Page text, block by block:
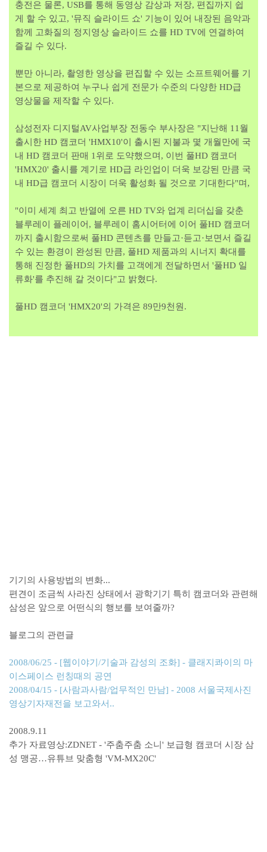
충전은 물론, USB를 통해 동영상 감상과 저장, 편집까지 쉽
게 할 수 있고, '뮤직 슬라이드 쇼' 기능이 있어 내장된 음악과
함께 고화질의 정지영상 슬라이드 쇼를 HD TV에 연결하여
즐길 수 있다.
뿐만 아니라, 촬영한 영상을 편집할 수 있는 소프트웨어를 기
본으로 제공하여 누구나 쉽게 전문가 수준의 다양한 HD급
영상물을 제작할 수 있다.
삼성전자 디지털AV사업부장 전동수 부사장은 "지난해 11월
출시한 HD 캠코더 'HMX10'이 출시된 지불과 몇 개월만에 국
내 HD 캠코더 판매 1위로 도약했으며, 이번 풀HD 캠코더
'HMX20' 출시를 계기로 HD급 라인업이 더욱 보강된 만큼 국
내 HD급 캠코더 시장이 더욱 활성화 될 것으로 기대한다"며,
"이미 세계 최고 반열에 오른 HD TV와 업계 리더십을 갖춘
블루레이 플레이어, 블루레이 홈시어터에 이어 풀HD 캠코더
까지 출시함으로써 풀HD 콘텐츠를 만들고·듣고·보면서 즐길
수 있는 환경이 완성된 만큼, 풀HD 제품과의 시너지 확대를
통해 진정한 풀HD의 가치를 고객에게 전달하면서 '풀HD 일
류화'를 추진해 갈 것이다"고 밝혔다.
풀HD 캠코더 'HMX20'의 가격은 89만9천원.
기기의 사용방법의 변화...
편견이 조금씩 사라진 상태에서 광학기기 특히 캠코더와 관련해
삼성은 앞으로 어떤식의 행보를 보여줄까?
블로그의 관련글
2008/06/25 - [웹이야기/기술과 감성의 조화] - 클래지콰이의 마
이스페이스 런칭때의 공연
2008/04/15 - [사람과사람/업무적인 만남] - 2008 서울국제사진
영상기자재전을 보고와서..
2008.9.11
추가 자료영상:ZDNET - '주춤주춤 소니' 보급형 캠코더 시장 삼
성 맹공…유튜브 맞춤형 'VM-MX20C'